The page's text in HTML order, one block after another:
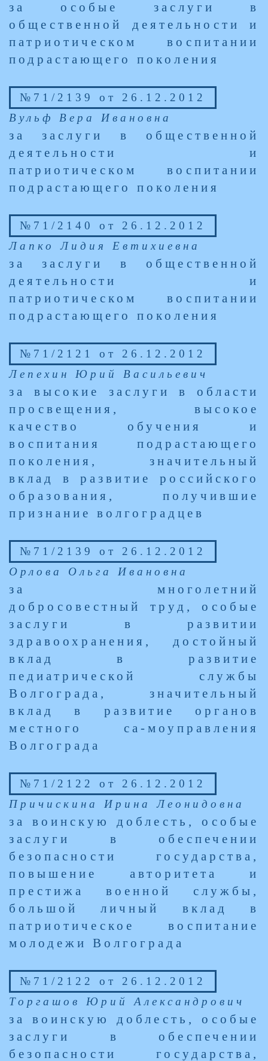
за особые заслуги в
общественной деятельности и
патриотическом воспитании
подрастающего поколения
№71/2139 от 26.12.2012
Вульф Вера Ивановна
за заслуги в общественной
деятельности и
патриотическом воспитании
подрастающего поколения
№71/2140 от 26.12.2012
Лапко Лидия Евтихиевна
за заслуги в общественной
деятельности и
патриотическом воспитании
подрастающего поколения
№71/2121 от 26.12.2012
Лепехин Юрий Васильевич
за высокие заслуги в области
просвещения, высокое
качество обучения и
воспитания подрастающего
поколения, значительный
вклад в развитие российского
образования, получившие
признание волгоградцев
№71/2139 от 26.12.2012
Орлова Ольга Ивановна
за многолетний
добросовестный труд, особые
заслуги в развитии
здравоохранения, достойный
вклад в развитие
педиатрической службы
Волгограда, значительный
вклад в развитие органов
местного са-моуправления
Волгограда
№71/2122 от 26.12.2012
Причискина Ирина Леонидовна
за воинскую доблесть, особые
заслуги в обеспечении
безопасности государства,
повышение авторитета и
престижа военной службы,
большой личный вклад в
патриотическое воспитание
молодежи Волгограда
№71/2122 от 26.12.2012
Торгашов Юрий Александрович
за воинскую доблесть, особые
заслуги в обеспечении
безопасности государства,